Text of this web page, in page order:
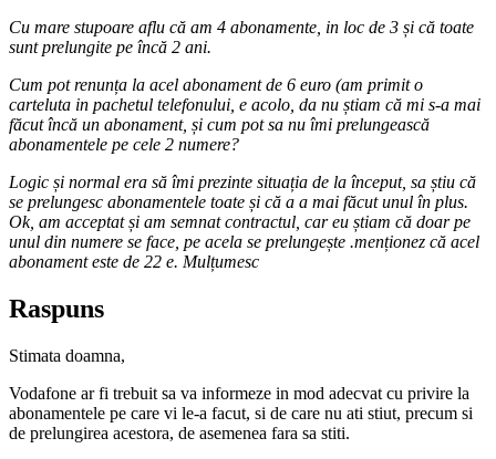
Cu mare stupoare aflu că am 4 abonamente, in loc de 3 și că toate
sunt prelungite pe încă 2 ani.
Cum pot renunța la acel abonament de 6 euro (am primit o
carteluta in pachetul telefonului, e acolo, da nu știam că mi s-a mai
făcut încă un abonament, și cum pot sa nu îmi prelungească
abonamentele pe cele 2 numere?
Logic și normal era să îmi prezinte situația de la început, sa știu că
se prelungesc abonamentele toate și că a a mai făcut unul în plus.
Ok, am acceptat și am semnat contractul, car eu știam că doar pe
unul din numere se face, pe acela se prelungește .menționez că acel
abonament este de 22 e. Mulțumesc
Raspuns
Stimata doamna,
Vodafone ar fi trebuit sa va informeze in mod adecvat cu privire la
abonamentele pe care vi le-a facut, si de care nu ati stiut, precum si
de prelungirea acestora, de asemenea fara sa stiti.